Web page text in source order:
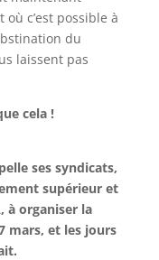
c’est possible à
du
laissent pas
cela !
ses syndicats,
supérieur et
à organiser la
mars, et les jours